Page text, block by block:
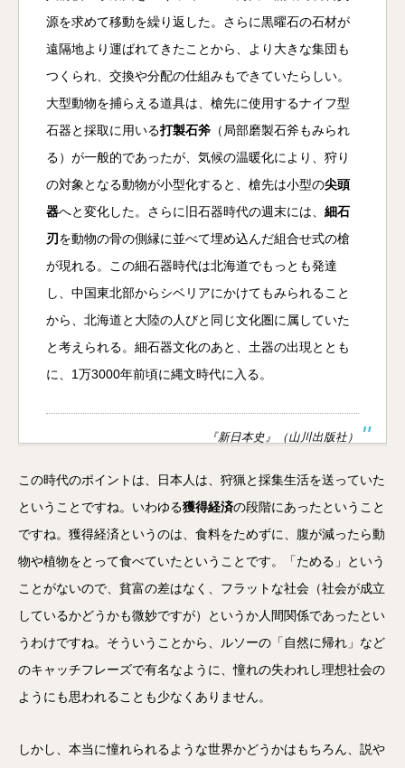
源を求めて移動を繰り返した。さらに黒曜石の石材が
遠隔地より運ばれてきたことから、より大きな集団も
つくられ、交換や分配の仕組みもできていたらしい。
大型動物を捕らえる道具は、槍先に使用するナイフ型
石器と採取に用いる打製石斧 （局部磨製石斧もみられ
る）が一般的であったが、気候の温暖化により、狩り
の対象となる動物が小型化すると、槍先は小型の尖頭
器へと変化した。さらに旧石器時代の週末には、 細石
刃を動物の骨の側縁に並べて埋め込んだ組合せ式の槍
が現れる。この細石器時代は北海道でもっとも発達
し、中国東北部からシベリアにかけてもみられること
から、北海道と大陸の人びと同じ文化圏に属していた
と考えられる。細石器文化のあと、土器の出現ととも
に、1万3000年前頃に縄文時代に入る。
『新日本史』（山川出版社）
この時代のポイントは、日本人は、狩猟と採集生活を送っていた
ということですね。いわゆる獲得経済の段階にあったということ
ですね。獲得経済というのは、食料をためずに、腹が減ったら動
物や植物をとって食べていたということです。「ためる」という
ことがないので、貧富の差はなく、フラットな社会（社会が成立
しているかどうかも微妙ですが）というか人間関係であったとい
うわけですね。そういうことから、ルソーの「自然に帰れ」など
のキャッチフレーズで有名なように、憧れの失われし理想社会の
ようにも思われることも少なくありません。
しかし、本当に憧れられるような世界かどうかはもちろん、説や